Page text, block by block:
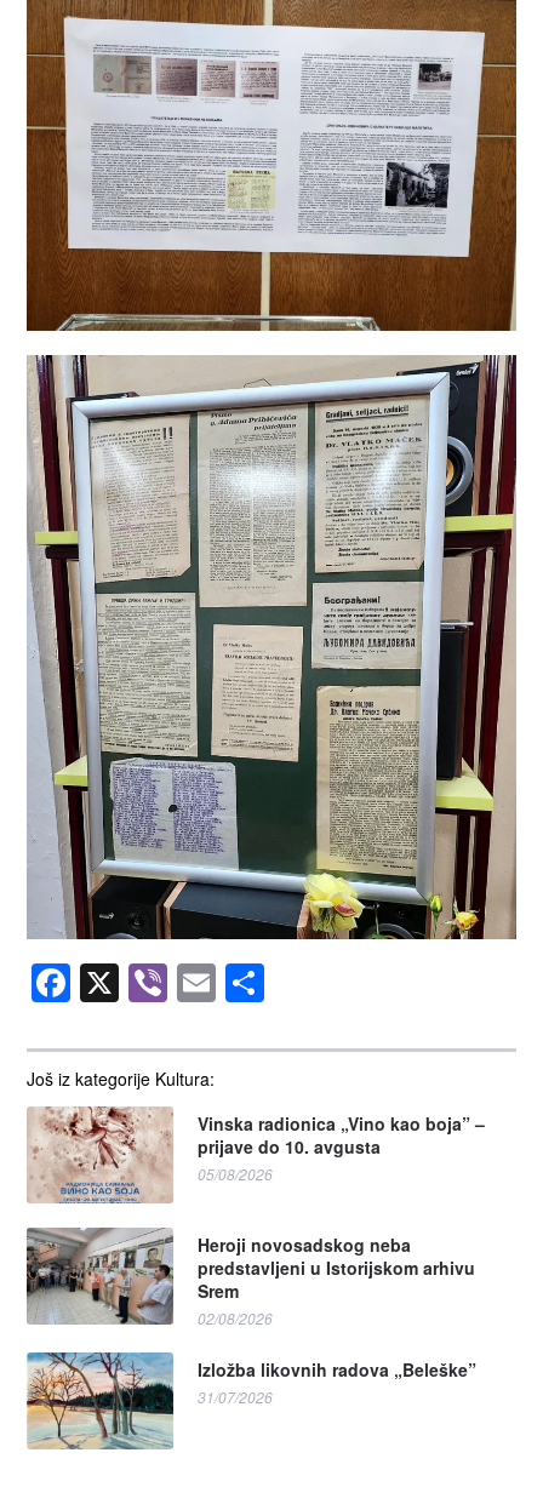
Još iz kategorije Kultura:
Vinska radionica „Vino kao boja” –
prijave do 10. avgusta
05/08/2026
Heroji novosadskog neba
predstavljeni u Istorijskom arhivu
Srem
02/08/2026
Izložba likovnih radova „Beleške”
31/07/2026
Facebook
X ViberEmail